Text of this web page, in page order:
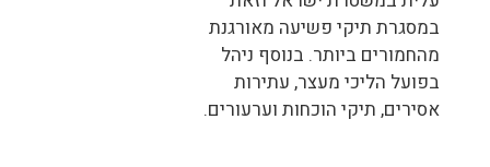
במסגרת תיקי פשיעה מאורגנת
מהחמורים ביותר. בנוסף ניהל
בפועל הליכי מעצר, עתירות
אסירים, תיקי הוכחות וערעורים.